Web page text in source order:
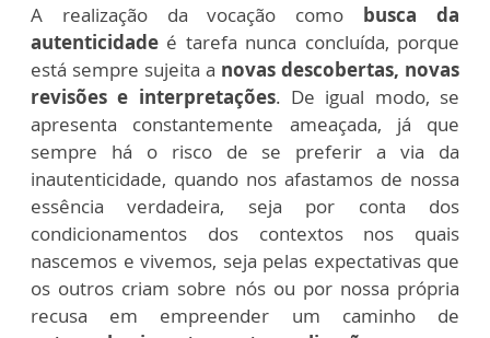
A realização da vocação como busca da
autenticidade é tarefa nunca concluída, porque
está sempre sujeita a novas descobertas, novas
revisões e interpretações. De igual modo, se
apresenta constantemente ameaçada, já que
sempre há o risco de se preferir a via da
inautenticidade, quando nos afastamos de nossa
essência verdadeira, seja por conta dos
condicionamentos dos contextos nos quais
nascemos e vivemos, seja pelas expectativas que
os outros criam sobre nós ou por nossa própria
recusa em empreender um caminho de